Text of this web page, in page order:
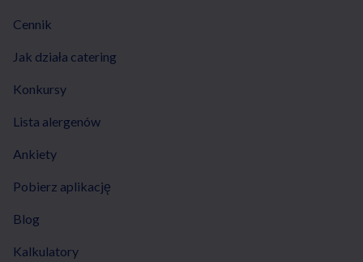
Cennik
Jak działa catering
Konkursy
Lista alergenów
Ankiety
Pobierz aplikację
Blog
Kalkulatory